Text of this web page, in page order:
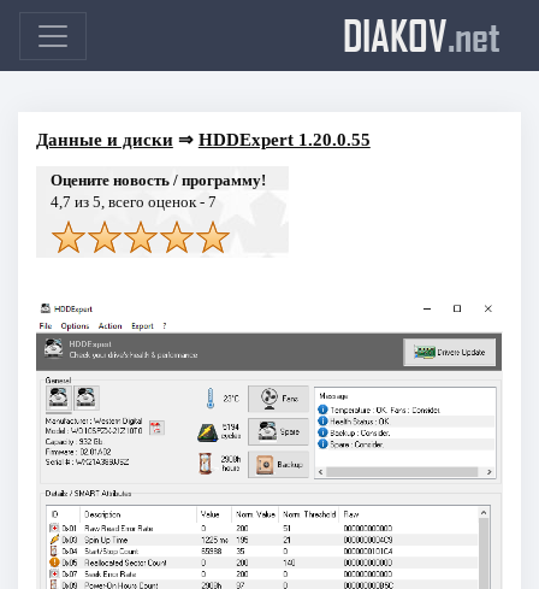
DIAKOV.net
Данные и диски⇒ HDDExpert 1.20.0.55
Оцените новость / программу!
4,7 из 5, всего оценок - 7